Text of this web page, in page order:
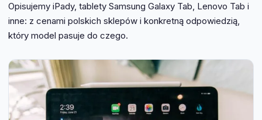
Opisujemy iPady, tablety Samsung Galaxy Tab, Lenovo Tab i
inne: z cenami polskich sklepów i konkretną odpowiedzią,
który model pasuje do czego.